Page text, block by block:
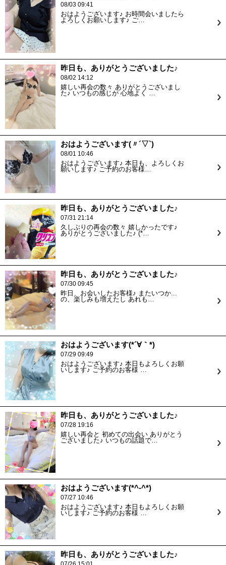
08/03 09:41
おはようございます♪ お時間会いましたら
よろしくお願いします♪ ご…
昨日も、ありがとうございました♪
08/02 14:12
嬉しい再会の数々 ありがとうございまし
た♪ いつもの感じが 心地よく …
おはようございます(〃´▽`)
08/01 10:46
おはようございます♪ 本日も、よろしくお
願いします♪ ご予約のお客様…
昨日も、ありがとうございました♪
07/31 21:14
久しぶりの再会の数々 嬉しかったです♪
ありがとうございました♪ (*…
昨日も、ありがとうございました♪
07/30 09:45
昨日、お会いしたお客様♪ またいつか...
の、楽しみも増えたし あれも…
おはようございます(*´∀｀*)
07/29 09:49
おはようございます♪ 本日もよろしくお願
いします♪ ご予約のお客様 …
昨日も、ありがとうございました♪
07/28 19:16
嬉しい再会と 初めての出会い ありがとう
ございました♪ いつもの話題で…
おはようございます(*^-^*)
07/27 10:46
おはようございます♪ 本日もよろしくお願
いします♪ ご予約のお客様 …
昨日も、ありがとうございました♪